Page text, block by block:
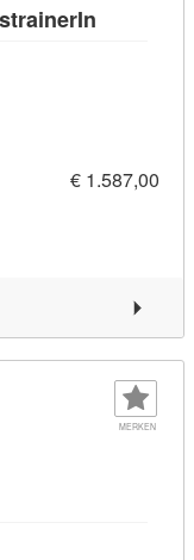
€ 1.587,00
MERKEN
Zert. Survival